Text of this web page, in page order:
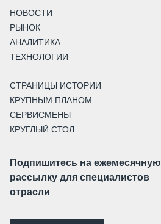
НОВОСТИ
РЫНОК
АНАЛИТИКА
ТЕХНОЛОГИИ
СТРАНИЦЫ ИСТОРИИ
КРУПНЫМ ПЛАНОМ
СЕРВИСМЕНЫ
КРУГЛЫЙ СТОЛ
Подпишитесь на ежемесячную
рассылку для специалистов
отрасли